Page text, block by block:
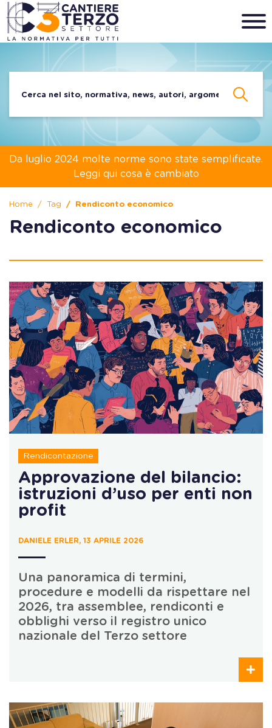
Da luglio 2024 molte norme sono state semplificate.
Leggi qui cosa è cambiato
Home Tag Rendiconto economico
Rendiconto economico
Rendicontazione
Approvazione del bilancio:
istruzioni d’uso per enti non
profit
DANIELE ERLER, 13 APRILE 2026
Una panoramica di termini,
procedure e modelli da rispettare nel
2026, tra assemblee, rendiconti e
obblighi verso il registro unico
nazionale del Terzo settore